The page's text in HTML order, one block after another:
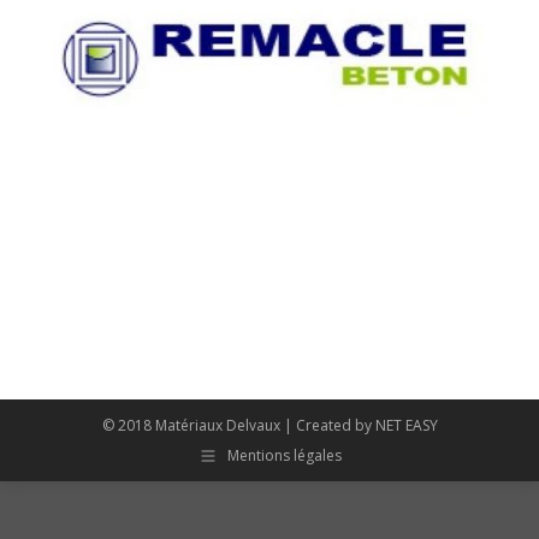
© 2018 Matériaux Delvaux | Created by NET EASY
Mentions légales